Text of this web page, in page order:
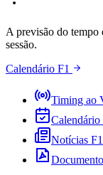
A previsão do tempo
sessão.
Calendário F1
Timing ao
Calendário
Notícias F1